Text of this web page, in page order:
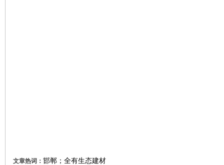
文章热词： 邯郸；全有生态建材